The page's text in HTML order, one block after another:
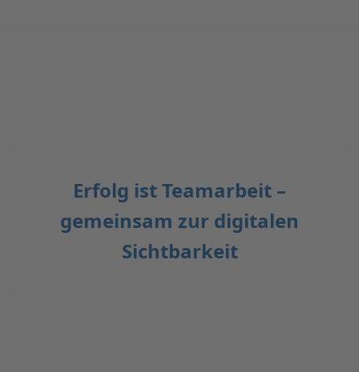
Erfolg ist Teamarbeit –
gemeinsam zur digitalen
Sichtbarkeit